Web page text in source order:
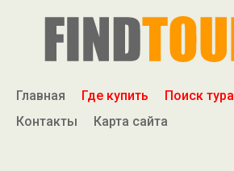
Главная Где купить Поиск тура
Контакты
Карта сайта